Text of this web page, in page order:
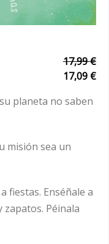
17,99 €
17,09 €
planeta no saben
misión sea un
fiestas. Enséñale a
zapatos. Péinala